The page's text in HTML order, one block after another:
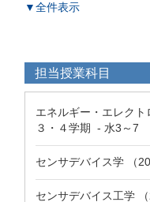
▼全件表示
担当授業科目
エネルギー・エレクト
３・４学期 - 水3～7
センサデバイス学 （
センサデバイス工学